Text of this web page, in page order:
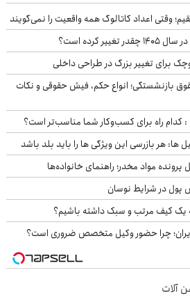
وقتی اعداد کاتالوگ همه واقعیت را نمی‌گویند
کرده است؟
برای تغییر بزرگ در طراحی داخلی
بازنشستگی؛ انواع حکم، فیش حقوقی و نکات
: کدام راه برای کسب‌وکار شما مناسب‌تر است؟
ها: هر بازرسی این ویژگی ها را باید بلد باشد
پول در شرایط نوسان
یک کیف مرتب و سبک داشته باشیم؟
ایران؛ چرا حضور وکیل متخصص ضروری است؟
آلات